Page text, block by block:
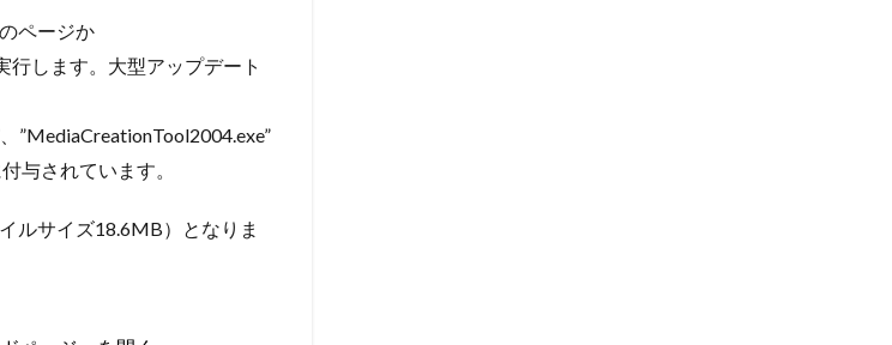
ページか
行します。大型アップデート
”MediaCreationTool2004.exe”
与されています。
ルサイズ18.6MB）となりま